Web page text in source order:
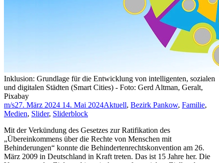
Inklusion: Grundlage für die Entwicklung von intelligenten, sozialen
und digitalen Städten (Smart Cities) - Foto: Gerd Altman, Geralt,
Pixabay
m/s27. März 2024 14. Mai 2024Aktuell, Bezirk Pankow, Familie,
Medien, Slider, Sliderblock
Mit der Verkündung des Gesetzes zur Ratifikation des
„Übereinkommens über die Rechte von Menschen mit
Behinderungen“ konnte die Behindertenrechtskonvention am 26.
März 2009 in Deutschland in Kraft treten. Das ist 15 Jahre her. Die